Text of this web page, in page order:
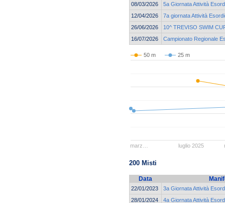
08/03/2026
5a Giornata Attività
12/04/2026
7a giornata Attività
26/06/2026
10^ TREVISO SWIM
16/07/2026
Campionato Regionale
50 m 25 m
marz… luglio 2025
200 Misti
Data
22/01/2023
3a Giornata Attività
28/01/2024
4a Giornata Attività